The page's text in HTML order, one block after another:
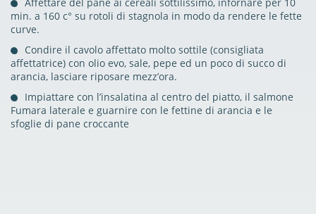
min. a 160 c° su rotoli di stagnola in modo da rendere le fette
curve.
Condire il cavolo affettato molto sottile (consigliata
affettatrice) con olio evo, sale, pepe ed un poco di succo di
arancia, lasciare riposare mezz’ora.
Impiattare con l’insalatina al centro del piatto, il salmone
Fumara laterale e guarnire con le fettine di arancia e le
sfoglie di pane croccante